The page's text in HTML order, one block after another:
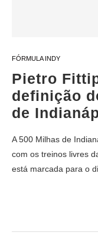
FÓRMULA INDY
Pietro
definição
de
A 500 Milhas de
com os treinos livres
está marcada para o